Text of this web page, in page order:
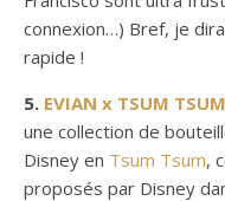
connexion…) Bref, je
rapide !
5. EVIAN x TSUM TSUM
une collection de
Disney en Tsum Tsum,
proposés par Disney